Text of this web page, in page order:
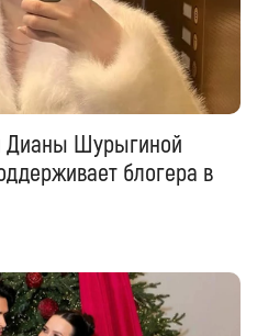
Шурыгиной
блогера в